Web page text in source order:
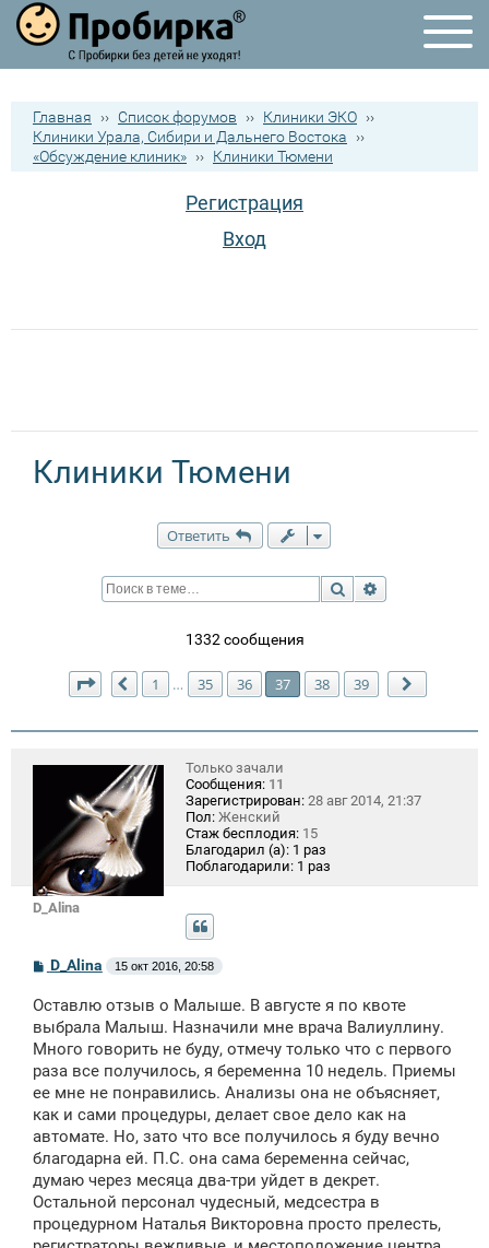
Главная ›› Список форумов ›› Клиники ЭКО ››
Клиники Урала, Сибири и Дальнего Востока
››
«Обсуждение клиник» ›› Клиники Тюмени
Регистрация
Вход
Клиники Тюмени
Ответить
Поиск
1332 сообщения
Страница 37 из39
Пред.
1 … 35 36 37 38 39
D_Alina
Только зачали
Сообщения: 11
Зарегистрирован: 28 авг 2014, 21:37
Пол: Женский
Стаж бесплодия: 15
Благодарил (а): 1 раз
Поблагодарили: 1 раз
С
б
щ
е
н
и
D_Alina 15 окт 2016, 20:58
Оставлю отзыв о Малыше. В августе я по квоте
выбрала Малыш. Назначили мне врача Валиуллину.
Много говорить не буду, отмечу только что с первого
раза все получилось, я беременна 10 недель. Приемы
ее мне не понравились. Анализы она не объясняет,
как и сами процедуры, делает свое дело как на
автомате. Но, зато что все получилось я буду вечно
благодарна ей. П.С. она сама беременна сейчас,
думаю через месяца два-три уйдет в декрет.
Остальной персонал чудесный, медсестра в
процедурном Наталья Викторовна просто прелесть,